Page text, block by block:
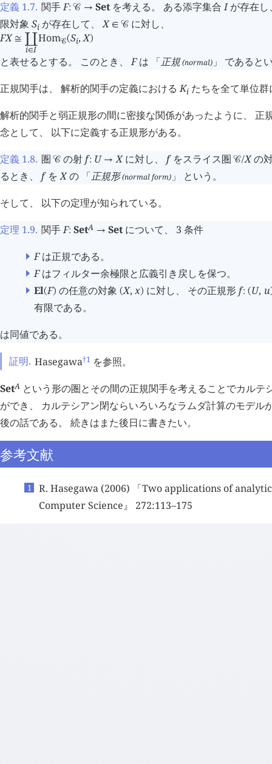
定義 1.7. 関手F: 󰒚 → Setを考える。 ある添字集合Iが存在
限対象 Si が存在して、X ∈ 󰒚に対し、
FX ≅
i∈I
Hom󰒚(Si, X)
と表せるとする。 このとき、Fは 「正規(normal) 」 であると
正規関手は、 解析的関手の定義におけるKi たちを全て単位
解析的関手と弱正規形の間に密接な関係があったように、 正
念として、 以下に定義する正規形がある。
定義 1.8. 圏󰒚 の射f: U → Xに対し、 fをスライス圏󰒚/Xの
るとき、 fをXの 「正規形(normal form)」 という。
そして、 以下の定理が知られている。
定理 1.9. 関手F: SetA → Setについて、 3 条件
Fは正規である。
Fはフィルター余極限と広義引き戻しを保つ。
El(F) の任意の対象 (X, x) に対し、 その正規形f: ( U, u
有限である。
は同値である。
証明. Hasegawa†1 を参照。
SetA という形の圏とその間の正規関手を考えることでカルテ
ができ、 カルテシアン閉ならいろいろなラムダ計算のモデル
後の話である。 続きはまた後日に書きたい。
参考文献
R. Hasegawa (2006) 「Two applications of
Computer Science』 272:113–175